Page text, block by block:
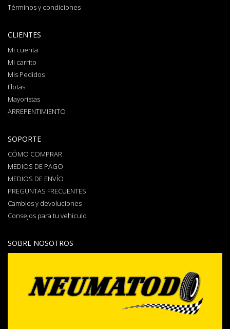
Términos y condiciones
CLIENTES
Mi cuenta
Mi carrito
Mis Pedidos
Flotas
Mayoristas
ARREPENTIMIENTO
SOPORTE
CÓMO COMPRAR
MEDIOS DE PAGO
MEDIOS DE ENVÍO
PREGUNTAS FRECUENTES
Cambios y devoluciones
Consejos para tu vehiculo
SOBRE NOSOTROS